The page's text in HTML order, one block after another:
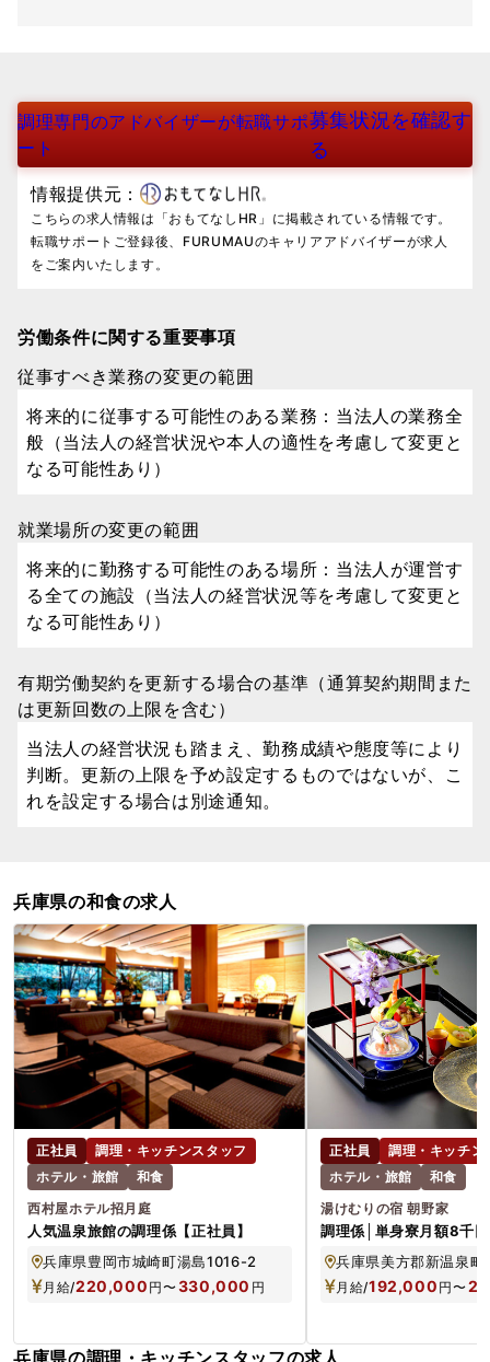
調理専門のアドバイザーが転職サポ
ート
募集状況を確認す
る
情報提供元：
こちらの求人情報は「おもてなしHR」に掲載されている情報です。
転職サポートご登録後、FURUMAUのキャリアアドバイザーが求人
をご案内いたします。
労働条件に関する重要事項
従事すべき業務の変更の範囲
将来的に従事する可能性のある業務：当法人の業務全
般（当法人の経営状況や本人の適性を考慮して変更と
なる可能性あり）
就業場所の変更の範囲
将来的に勤務する可能性のある場所：当法人が運営す
る全ての施設（当法人の経営状況等を考慮して変更と
なる可能性あり）
有期労働契約を更新する場合の基準（通算契約期間また
は更新回数の上限を含む）
当法人の経営状況も踏まえ、勤務成績や態度等により
判断。更新の上限を予め設定するものではないが、こ
れを設定する場合は別途通知。
兵庫県の和食の求人
正社員
調理・キッチンスタッフ
ホテル・旅館
和食
西村屋ホテル招月庭
人気温泉旅館の調理係【正社員】
兵庫県豊岡市城崎町湯島1016-2
月給/220,000 円〜330,000 円
正社員
調理・キッチン
ホテル・旅館
和食
湯けむりの宿 朝野家
調理係│単身寮月額8千
従業員浴場も完備／U・
兵庫県美方郡新温泉
月給/192,000 円〜